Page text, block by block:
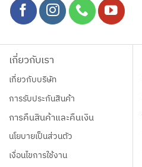
เกี่ยวกับเรา
เกี่ยวกับบริษัท
การรับประกันสินค้า
การคืนสินค้าและคืนเงิน
นโยบายเป็นส่วนตัว
เงื่อนไขการใช้งาน